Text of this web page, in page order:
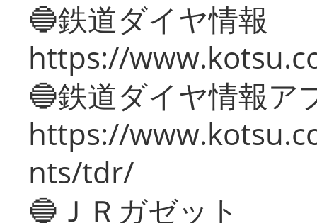
🔵鉄道ダイヤ情報
https://
🔵鉄道ダイヤ情報ア
https://
nts/tdr/
🔵ＪＲガゼット